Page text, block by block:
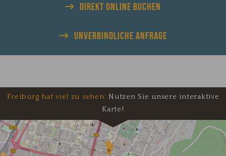
DIREKT ONLINE BUCHEN
UNVERBINDLICHE ANFRAGE
Freiburg hat viel zu sehen: Nutzen Sie unsere interaktive
Karte!